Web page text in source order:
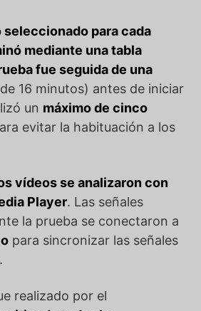
seleccionado para cada
mediante una tabla
fue seguida de una
16 minutos) antes de iniciar
un máximo de cinco
evitar la habituación a los
vídeos se analizaron con
Player. Las señales
la prueba se conectaron a
para sincronizar las señales
realizado por el